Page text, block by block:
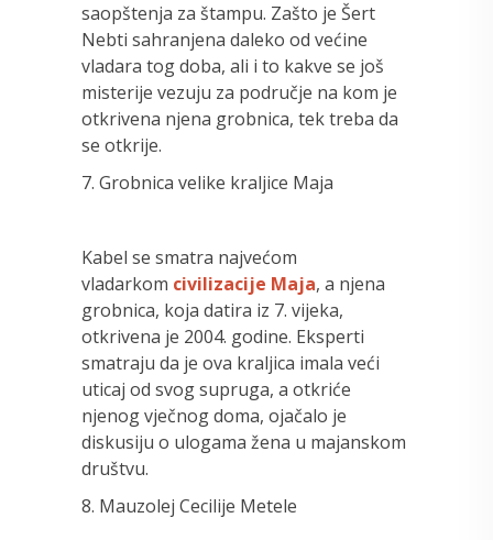
saopštenja za štampu. Zašto je Šert
Nebti sahranjena daleko od većine
vladara tog doba, ali i to kakve se još
misterije vezuju za područje na kom je
otkrivena njena grobnica, tek treba da
se otkrije.
7. Grobnica velike kraljice Maja
Kabel se smatra najvećom
vladarkom civilizacije Maja, a njena
grobnica, koja datira iz 7. vijeka,
otkrivena je 2004. godine. Eksperti
smatraju da je ova kraljica imala veći
uticaj od svog supruga, a otkriće
njenog vječnog doma, ojačalo je
diskusiju o ulogama žena u majanskom
društvu.
8. Mauzolej Cecilije Metele